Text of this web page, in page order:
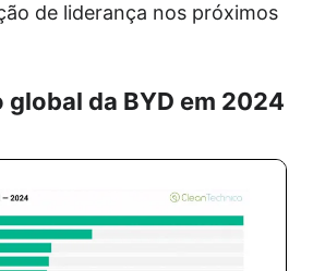
de liderança nos próximos
global da BYD em 2024